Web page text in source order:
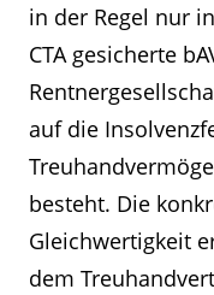
in der Regel nur
CTA gesicherte
auf die
besteht. Die
Gleichwertigkeit
dem